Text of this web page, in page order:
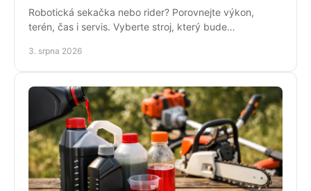
Robotická sekačka nebo rider? Porovnejte výkon,
terén, čas i servis. Vyberte stroj, který bude
sezónu.
3. srpna 2026